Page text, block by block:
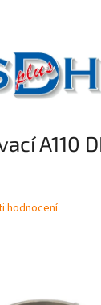
A110
hodnocení